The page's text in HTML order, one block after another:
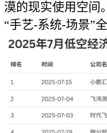
漠的现实使用空间
“手艺-系统-场景”